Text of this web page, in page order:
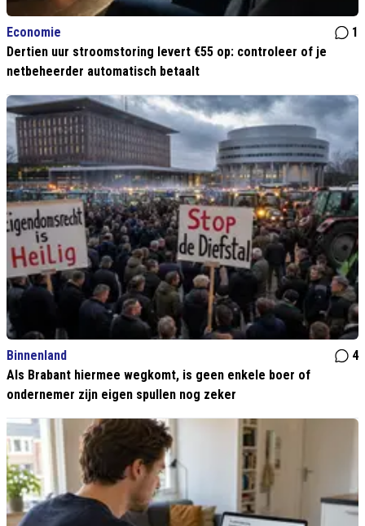
Economie
1
Dertien uur stroomstoring levert €55 op: controleer of je
netbeheerder automatisch betaalt
Binnenland
4
Als Brabant hiermee wegkomt, is geen enkele boer of
ondernemer zijn eigen spullen nog zeker